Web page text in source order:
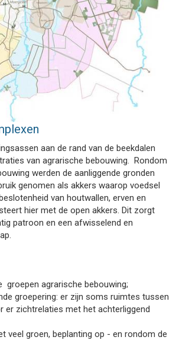
aan de rand van de beekdalen
van agrarische bebouwing. Rondom
werden de aanliggende gronden
genomen als akkers waarop voedsel
van houtwallen, erven en
hier met de open akkers. Dit zorgt
patroon en een afwisselend en
groepen agrarische bebouwing;
groepering: er zijn soms ruimtes tussen
er zichtrelaties met het achterliggend
veel groen, beplanting op - en rondom de